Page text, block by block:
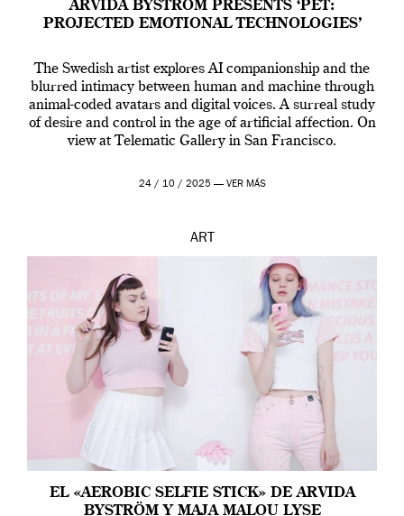
ARVIDA BYSTRÖM PRESENTS ‘PET:
PROJECTED EMOTIONAL TECHNOLOGIES’
The Swedish artist explores AI companionship and the
blurred intimacy between human and machine through
animal-coded avatars and digital voices. A surreal study
of desire and control in the age of artificial affection. On
view at Telematic Gallery in San Francisco.
24 / 10 / 2025 — VER MÁS
ART
EL «AEROBIC SELFIE STICK» DE ARVIDA
BYSTRÖM Y MAJA MALOU LYSE